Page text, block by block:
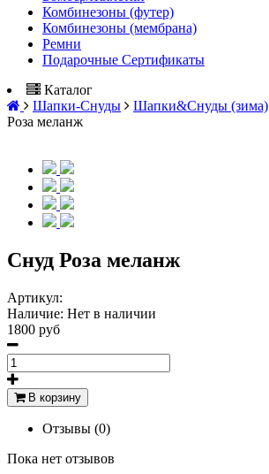
Комбинезоны (футер)
Комбинезоны (мембрана)
Ремни
Подарочные Сертификаты
Каталог
Шапки-Снуды
Шапки&Cнуды (зима)
Роза меланж
Снуд Роза меланж
Артикул:
Наличие: Нет в наличии
1800 руб
В корзину
Отзывы (0)
Пока нет отзывов